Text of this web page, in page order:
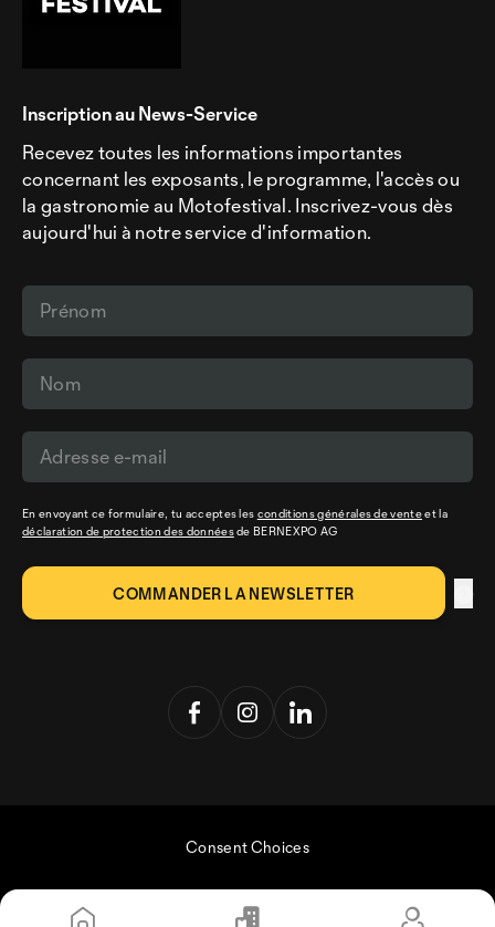
Inscription au News-Service
Recevez toutes les informations importantes
concernant les exposants, le programme, l'accès ou
la gastronomie au Motofestival. Inscrivez-vous dès
aujourd'hui à notre service d'information.
En envoyant ce formulaire, tu acceptes les conditions générales de venteet la
déclaration de protection des donnéesde BERNEXPO AG
Consent Choices